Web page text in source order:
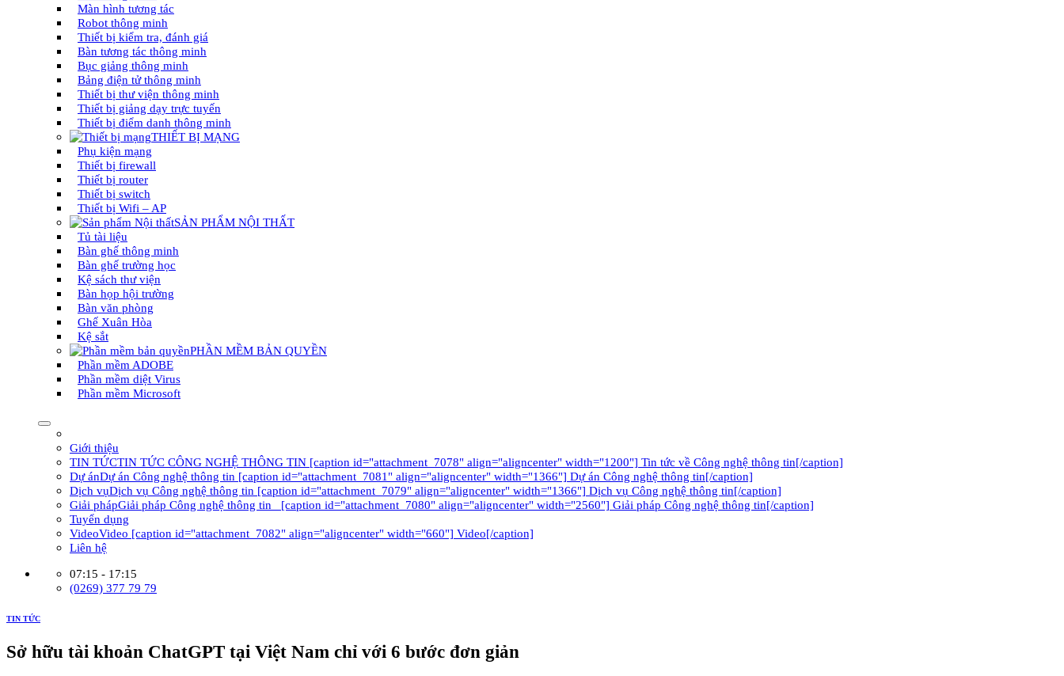
Màn hình tương tác
Robot thông minh
Thiết bị kiểm tra, đánh giá
Bàn tương tác thông minh
Bục giảng thông minh
Bảng điện tử thông minh
Thiết bị thư viện thông minh
Thiết bị giảng dạy trực tuyến
Thiết bị điểm danh thông minh
THIẾT BỊ MẠNG
Phụ kiện mạng
Thiết bị firewall
Thiết bị router
Thiết bị switch
Thiết bị Wifi – AP
SẢN PHẨM NỘI THẤT
Tủ tài liệu
Bàn ghế thông minh
Bàn ghế trường học
Kệ sách thư viện
Bàn họp hội trường
Bàn văn phòng
Ghế Xuân Hòa
Kệ sắt
PHẦN MỀM BẢN QUYỀN
Phần mềm ADOBE
Phần mềm diệt Virus
Phần mềm Microsoft
Giới thiệu
TIN TỨCTIN TỨC CÔNG NGHỆ THÔNG TIN [caption id="attachment_7078" align="aligncenter" width="1200"] Tin tức về Công nghệ thông tin[/caption]
Dự ánDự án Công nghệ thông tin [caption id="attachment_7081" align="aligncenter" width="1366"] Dự án Công nghệ thông tin[/caption]
Dịch vụDịch vụ Công nghệ thông tin [caption id="attachment_7079" align="aligncenter" width="1366"] Dịch vụ Công nghệ thông tin[/caption]
Giải phápGiải pháp Công nghệ thông tin [caption id="attachment_7080" align="aligncenter" width="2560"] Giải pháp Công nghệ thông tin[/caption]
Tuyển dụng
VideoVideo [caption id="attachment_7082" align="aligncenter" width="660"] Video[/caption]
Liên hệ
07:15 - 17:15
(0269) 377 79 79
TIN TỨC
Sở hữu tài khoản ChatGPT tại Việt Nam chỉ với 6 bước đơn giản